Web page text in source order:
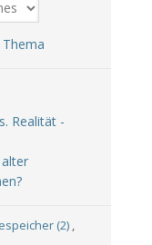
Realität -
(2) ,